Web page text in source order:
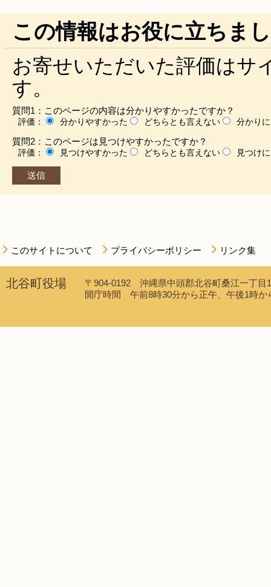
この情報はお役に立ちま
お寄せいただいた評価はサ
す。
質問1：このページの内容は分かりやすかったですか？
評価： 分かりやすかった どちらとも言えない 分かり
質問2：このページは見つけやすかったですか？
評価： 見つけやすかった どちらとも言えない 見つけ
このサイトについて プライバシーポリシー リンク集
北谷町役場
〒904-0192 沖縄県中頭郡北谷町桑江一丁
開庁時間 午前8時30分から正午、午後1時か